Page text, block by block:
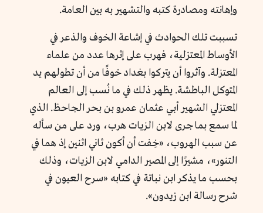
وإهانته ومصادرة كتبه والتشهير به بين العامة.
تسببت تلك الحوادث في إشاعة الخوف والذعر في
الأوساط المعتزلية، فهرب على إثرها عدد من علماء
المعتزلة. وآثروا أن يتركوا بغداد خوفًا من أن تطولهم يد
المتوكل الباطشة. يظهر ذلك في ما نُسب إلى العالم
المعتزلي الشهير أبي عثمان عمرو بن بحر الجاحظ. الذي
لما سمع بما جرى لابن الزيات هرب، ورد على من سأله
عن سبب الهروب، «خِفت أن أكون ثاني اثنين إذ هما في
التنور»، مشيرًا إلى المصير الدامي لابن الزيات، وذلك
بحسب ما يذكر ابن نباتة في كتابه «سرح العيون في
شرح رسالة ابن زيدون».